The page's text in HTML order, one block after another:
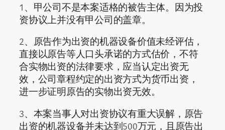
1、甲公司不是本案适格的被告主体。因为投
资协议上并没有甲公司的盖章。
2、原告作为出资的机器设备价值未经评估，
直接以原告等人口头承诺的方式估价，不符
合实物出资的法律要求，应当认定出资无
效，公司章程约定的出资方式为货币出资，
进一步证明原告的实物出资无效。
3、本案当事人对出资协议有重大误解，原告
出资的机器设备并未达到500万元，且原告出